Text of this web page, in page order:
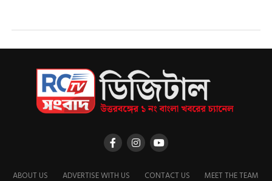
ABOUT US ADVERTISE WITH US CONTACT US MEET THE TEAM